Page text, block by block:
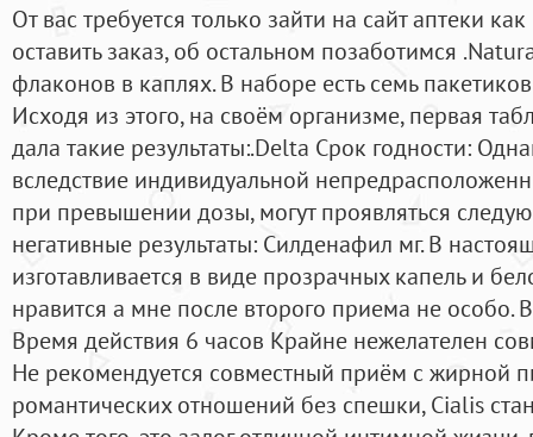
От вас требуется только зайти на сайт аптеки
оставить заказ, об остальном позаботимся
флаконов в каплях. В наборе есть семь
Исходя из этого, на своём организме, первая
дала такие результаты:.Delta Срок годности:
вследствие индивидуальной
при превышении дозы, могут проявляться
негативные результаты: Силденафил мг. В
изготавливается в виде прозрачных капель и
нравится а мне после второго приема не особо.
Время действия 6 часов Крайне нежелателен
Не рекомендуется совместный приём с жирной
романтических отношений без спешки, Cialis